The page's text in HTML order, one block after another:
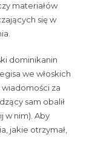
materiałów
się w
dominikanin
we włoskich
za
sam obalił
w nim). Aby
jakie otrzymał,